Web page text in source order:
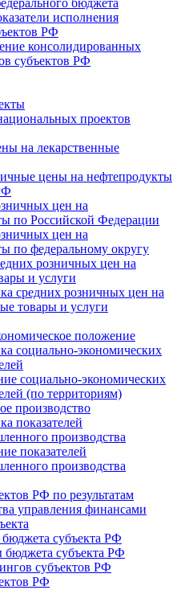
бюджета
исполнения
РФ
консолидированных
субъектов РФ
проектов
на лекарственные
цены на нефтепродукты
цен на
по Российской Федерации
цен на
по федеральному округу
розничных цен на
и услуги
средних розничных цен на
товары и услуги
положение
социально-экономических
социально-экономических
(по территориям)
производство
показателей
производства
показателей
производства
РФ по результатам
управления финансами
субъекта РФ
бюджета субъекта РФ
субъектов РФ
РФ